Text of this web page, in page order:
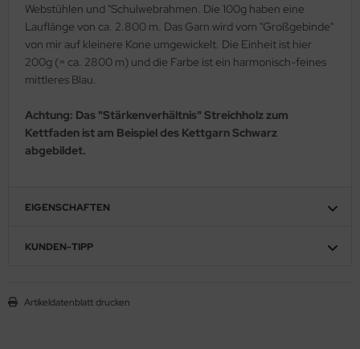
Webstühlen und "Schulwebrahmen. Die 100g haben eine
Lauflänge von ca. 2.800 m. Das Garn wird vom "Großgebinde"
von mir auf kleinere Kone umgewickelt. Die Einheit ist hier
200g (= ca. 2800 m) und die Farbe ist ein harmonisch-feines
mittleres Blau.
Achtung: Das "Stärkenverhältnis" Streichholz zum
Kettfaden ist am Beispiel des Kettgarn Schwarz
abgebildet.
EIGENSCHAFTEN
KUNDEN-TIPP
Artikeldatenblatt drucken